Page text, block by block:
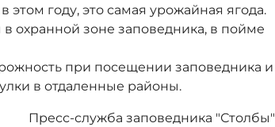
году, это самая урожайная ягода.
охранной зоне заповедника, в пойме
при посещении заповедника и
в отдаленные районы.
Пресс-служба заповедника "Столбы"